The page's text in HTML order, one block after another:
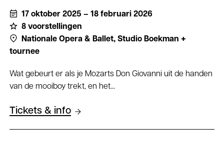
17 oktober 2025 – 18 februari 2026
8 voorstellingen
Nationale Opera & Ballet, Studio Boekman +
tournee
Wat gebeurt er als je Mozarts Don Giovanni uit de handen
van de mooiboy trekt, en het...
Tickets & info